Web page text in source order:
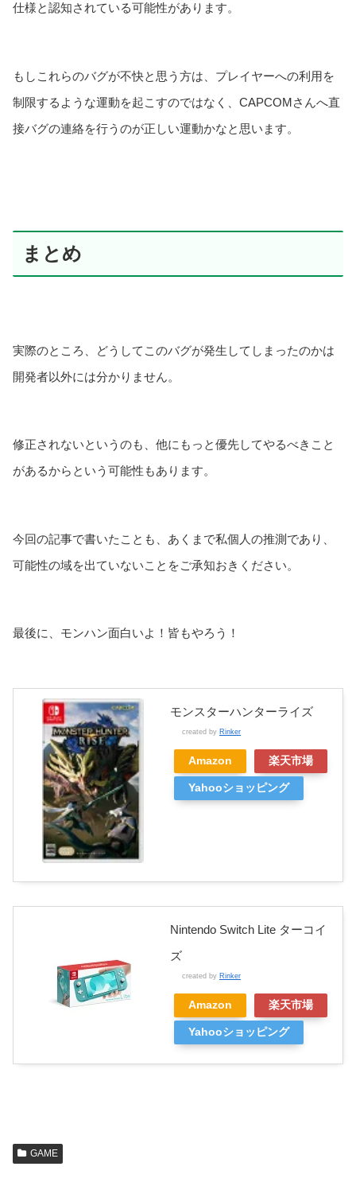
仕様と認知されている可能性があります。
もしこれらのバグが不快と思う方は、プレイヤーへの利用を
制限するような運動を起こすのではなく、CAPCOMさんへ直
接バグの連絡を行うのが正しい運動かなと思います。
まとめ
実際のところ、どうしてこのバグが発生してしまったのかは
開発者以外には分かりません。
修正されないというのも、他にもっと優先してやるべきこと
があるからという可能性もあります。
今回の記事で書いたことも、あくまで私個人の推測であり、
可能性の域を出ていないことをご承知おきください。
最後に、モンハン面白いよ！皆もやろう！
モンスターハンターライズ
created by Rinker
Amazon 楽天市場
Yahooショッピング
Nintendo Switch Lite ターコイ
ズ
created by Rinker
Amazon 楽天市場
Yahooショッピング
GAME